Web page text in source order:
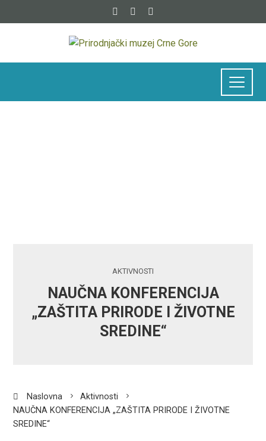
AKTIVNOSTI
NAUČNA KONFERENCIJA
„ZAŠTITA PRIRODE I ŽIVOTNE
SREDINE“
Naslovna
Aktivnosti
NAUČNA KONFERENCIJA „ZAŠTITA PRIRODE I ŽIVOTNE
SREDINE“